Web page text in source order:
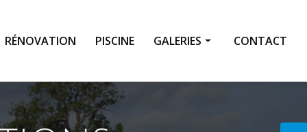
RÉNOVATION PISCINE GALERIES CONTACT